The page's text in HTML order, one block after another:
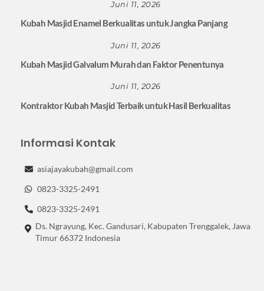
Juni 11, 2026
Kubah Masjid Enamel Berkualitas untuk Jangka Panjang
Juni 11, 2026
Kubah Masjid Galvalum Murah dan Faktor Penentunya
Juni 11, 2026
Kontraktor Kubah Masjid Terbaik untuk Hasil Berkualitas
Informasi Kontak
asiajayakubah@gmail.com
0823-3325-2491
0823-3325-2491
Ds. Ngrayung, Kec. Gandusari, Kabupaten Trenggalek, Jawa
Timur 66372 Indonesia